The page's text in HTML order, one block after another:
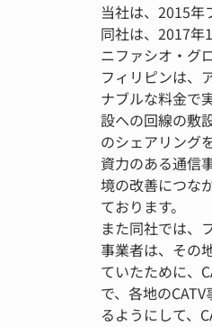
当社は、2015年
同社は、2017年
ニファシオ・グ
フィリピンは、
ナブルな料金で
設への回線の敷
のシェアリング
資力のある通信
境の改善につな
ております。
また同社では、
事業者は、その
ていたために、
で、各地の
るようにして、